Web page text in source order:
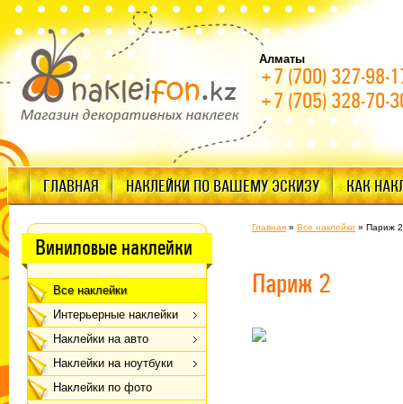
Алматы
+7 (700) 327-98-
+7 (705) 328-70-
ГЛАВНАЯ НАКЛЕЙКИ ПО ВАШЕМУ ЭСКИЗУ КАК
Виниловые наклейки
Все наклейки
Интерьерные наклейки
Наклейки на авто
Наклейки на ноутбуки
Наклейки по фото
Главная » Все наклейки » Париж 2
Париж 2